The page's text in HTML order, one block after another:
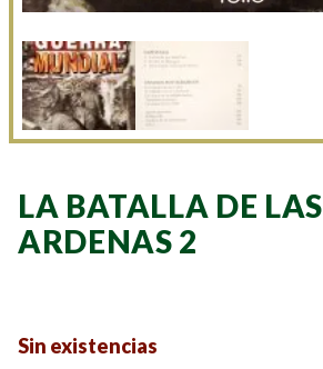
LA BATALLA DE LAS
ARDENAS 2
Sin existencias